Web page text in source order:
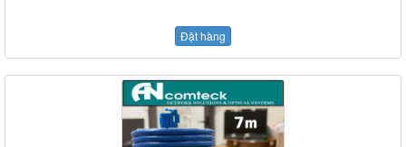
Đặt hàng